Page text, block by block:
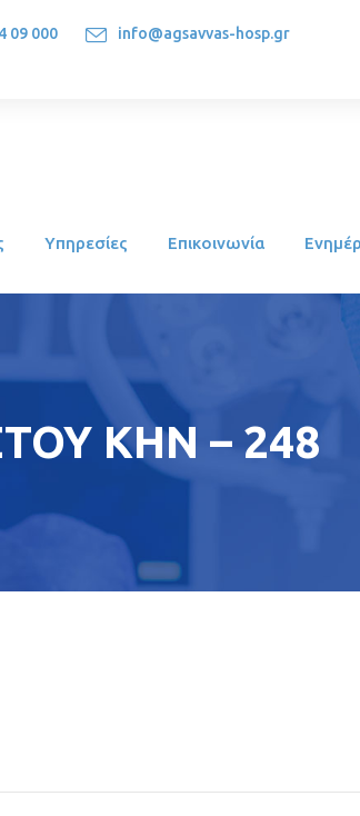
09 000 info@agsavvas-hosp.gr
Υπηρεσίες Επικοινωνία
ΚΗΝ – 248